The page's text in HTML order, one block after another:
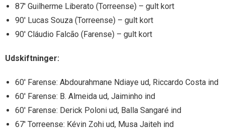
87′ Guilherme Liberato (Torreense) – gult kort
90′ Lucas Souza (Torreense) – gult kort
90′ Cláudio Falcão (Farense) – gult kort
Udskiftninger:
60′ Farense: Abdourahmane Ndiaye ud, Riccardo Costa ind
60′ Farense: B. Almeida ud, Jaiminho ind
60′ Farense: Derick Poloni ud, Balla Sangaré ind
67′ Torreense: Kévin Zohi ud, Musa Jaiteh ind